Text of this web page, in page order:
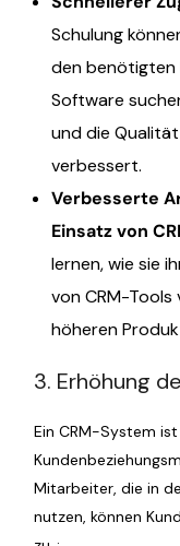
Schulung
den benötigten
Software
und die
verbessert.
Verbesserte
Einsatz von
lernen, wie sie
von CRM-Tools
höheren
3. Erhöhung
Ein CRM-System
Mitarbeiter, die in
nutzen, können